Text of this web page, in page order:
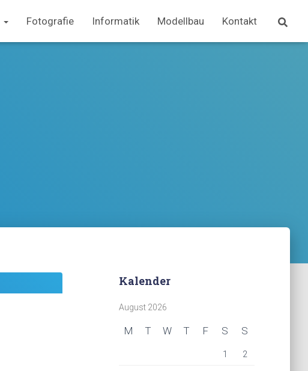
Fotografie Informatik Modellbau Kontakt
Kalender
August 2026
M T W T F S S
1 2